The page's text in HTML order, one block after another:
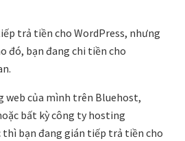
trả tiền cho WordPress, nhưng
đó, bạn đang chi tiền cho
web của mình trên Bluehost,
bất kỳ công ty hosting
thì bạn đang gián tiếp trả tiền cho